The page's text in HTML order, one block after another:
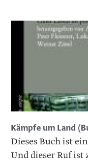
Kämpfe um Land
Dieses Buch ist
Und dieser Ruf